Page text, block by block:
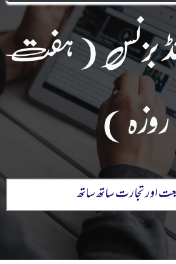
بزنس ( ہفت
روزہ )
اور تجارت ساتھ ساتھ